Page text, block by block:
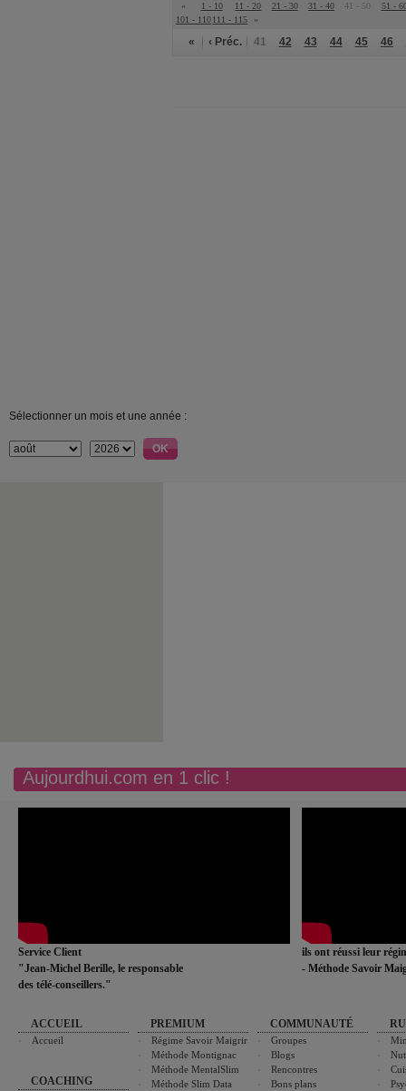
« 1 - 10 11 - 20 21 - 30 31 - 40 41 - 50
51 -
101 - 110111 - 115 »
« ‹ Préc. 41 42 43 44 45 46
Sélectionner un mois et une année :
Aujourdhui.com en 1 clic !
Service Client
"Jean-Michel Berille, le responsable
des télé-conseillers."
ils ont réussi leur
- Méthode Savoir
ACCUEIL
Accueil
COACHING
PREMIUM
Régime Savoir Maigrir
Méthode Montignac
Méthode MentalSlim
Méthode Slim Data
COMMUNAUTÉ
Groupes
Blogs
Rencontres
Bons plans